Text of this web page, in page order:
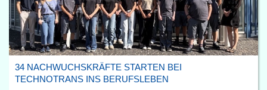
34 NACHWUCHSKRÄFTE STARTEN BEI
TECHNOTRANS INS BERUFSLEBEN